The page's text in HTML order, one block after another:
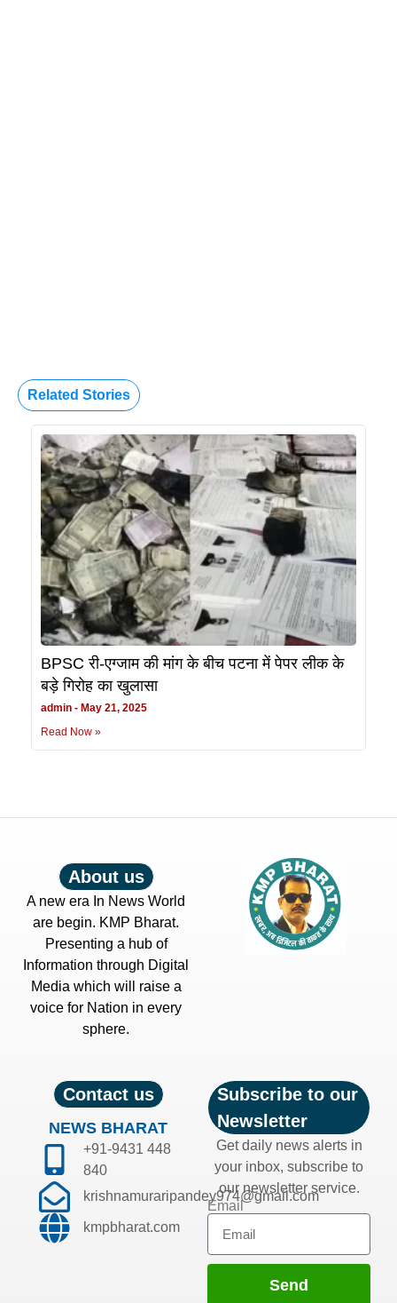
Related Stories
BPSC री-एग्जाम की मांग के बीच पटना में पेपर लीक के
बड़े गिरोह का खुलासा
admin
May 21, 2025
Read Now »
About us
A new era In News World
are begin. KMP Bharat.
Presenting a hub of
Information through Digital
Media which will raise a
voice for Nation in every
sphere.
Contact us
NEWS BHARAT
+91-9431 448
840
krishnamuraripandey974@gmail.com
kmpbharat.com
Subscribe to our
Newsletter
Get daily news alerts in
your inbox, subscribe to
our newsletter service.
Email
Send